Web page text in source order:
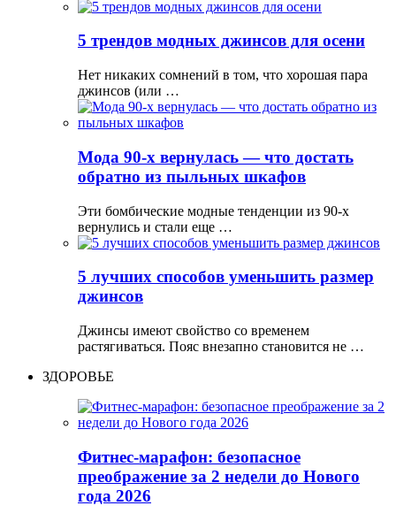
5 трендов модных джинсов для осени
Нет никаких сомнений в том, что хорошая пара
джинсов (или …
Мода 90-х вернулась — что достать
обратно из пыльных шкафов
Эти бомбические модные тенденции из 90-х
вернулись и стали еще …
5 лучших способов уменьшить размер
джинсов
Джинсы имеют свойство со временем
растягиваться. Пояс внезапно становится не …
ЗДОРОВЬЕ
Фитнес-марафон: безопасное
преображение за 2 недели до Нового
года 2026